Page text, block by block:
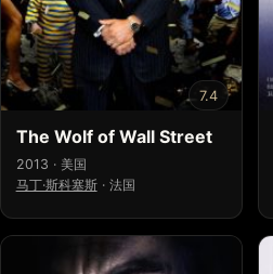
7.4
The Wolf of Wall Street
2013 · 美国
马丁·斯科塞斯 · 法国